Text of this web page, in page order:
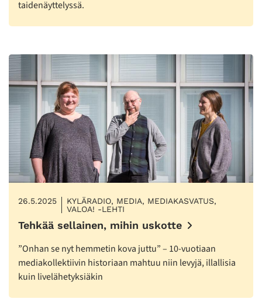
taidenäyttelyssä.
26.5.2025
KYLÄRADIO, MEDIA, MEDIAKASVATUS,
VALOA! -LEHTI
Tehkää sellainen, mihin uskotte
”Onhan se nyt hemmetin kova juttu” – 10-vuotiaan
mediakollektiivin historiaan mahtuu niin levyjä, illallisia
kuin livelähetyksiäkin